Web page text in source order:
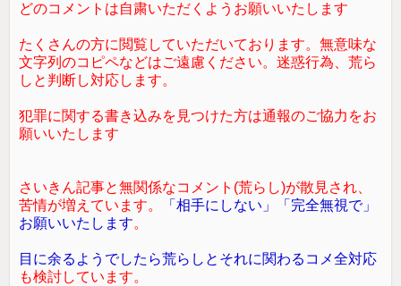
どのコメントは自粛いただくようお願いいたします
たくさんの方に閲覧していただいております。無意味な
文字列のコピペなどはご遠慮ください。迷惑行為、荒ら
しと判断し対応します。
犯罪に関する書き込みを見つけた方は通報のご協力をお
願いいたします
さいきん記事と無関係なコメント(荒らし)が散見され、
苦情が増えています。
「相手にしない」「完全無視で」
お願いいたします。
目に余るようでしたら荒らしとそれに関わるコメ全対応
も検討しています。